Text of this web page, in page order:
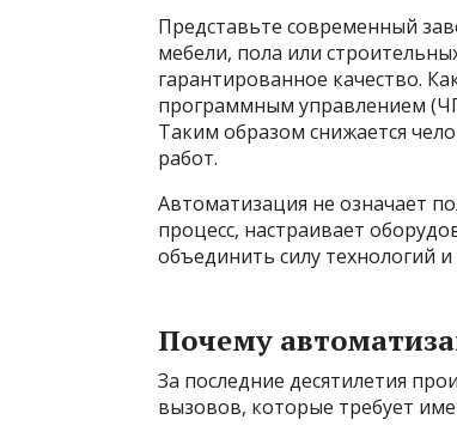
Представьте современный
мебели, пола или
гарантированное качество.
программным управлением
Таким образом снижается
работ.
Автоматизация не означает
процесс, настраивает
объединить силу технологий
Почему
За последние десятилетия
вызовов, которые требует